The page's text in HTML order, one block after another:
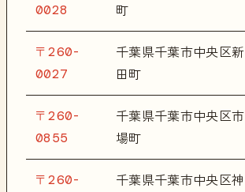
0028
町
〒260-
0027
千葉県千葉市中央区新
田町
〒260-
0855
千葉県千葉市中央区市
場町
〒260-
千葉県千葉市中央区神